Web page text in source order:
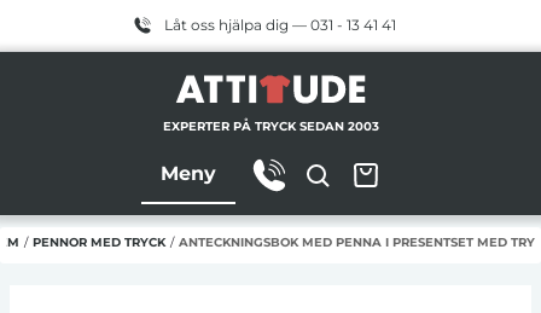
Låt oss hjälpa dig — 031 - 13 41 41
EXPERTER PÅ TRYCK SEDAN 2003
Meny
/ PENNOR MED TRYCK / ANTECKNINGSBOK MED PENNA I PRESENTSET MED